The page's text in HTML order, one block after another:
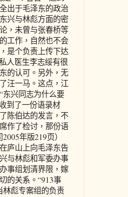
出于毛泽东的政治
兴与林彪方面的密
，未曾与张春桥等
工作，自然也不会
是个负责上传下达
人医生李志绥有很
的认可。另外，无
汪一马。这点，江
东兴同志为什么要
到了一份语录材
陈伯达的发言，不
作了检讨，那份语
年版219页）
庐山上向毛泽东告
与林彪和军委办事
事组划清界限，嫁
的关系。“913事
林彪专案组的负责